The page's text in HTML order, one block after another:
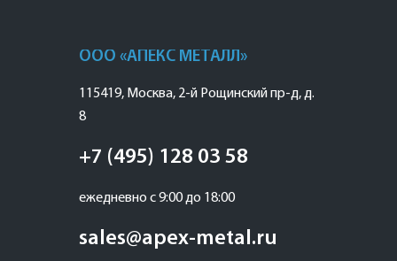
ООО «АПЕКС МЕТАЛЛ»
115419, Москва, 2-й Рощинский пр-д, д.
8
+7 (495) 128 03 58
ежедневно с 9:00 до 18:00
sales@apex-metal.ru